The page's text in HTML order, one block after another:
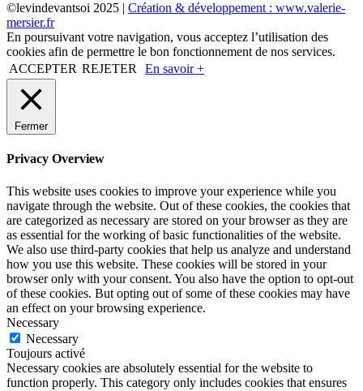
©levindevantsoi 2025 | Création & développement : www.valerie-
mersier.fr
En poursuivant votre navigation, vous acceptez l’utilisation des
cookies afin de permettre le bon fonctionnement de nos services.
ACCEPTER REJETER En savoir +
Fermer
Privacy Overview
This website uses cookies to improve your experience while you
navigate through the website. Out of these cookies, the cookies that
are categorized as necessary are stored on your browser as they are
as essential for the working of basic functionalities of the website.
We also use third-party cookies that help us analyze and understand
how you use this website. These cookies will be stored in your
browser only with your consent. You also have the option to opt-out
of these cookies. But opting out of some of these cookies may have
an effect on your browsing experience.
Necessary
Necessary
Toujours activé
Necessary cookies are absolutely essential for the website to
function properly. This category only includes cookies that ensures